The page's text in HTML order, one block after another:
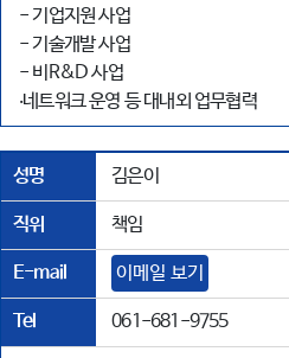
- 기업지원 사업
- 기술개발 사업
- 비R&D 사업
‧네트워크 운영 등 대내외 업무협력
성명 김은이
직위 책임
E-mail 이메일 보기
Tel 061-681-9755